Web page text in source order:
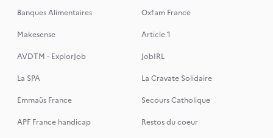
Banques Alimentaires
Oxfam France
Makesense
Article 1
AVDTM - ExplorJob
JobIRL
La SPA
La Cravate Solidaire
Emmaüs France
Secours Catholique
APF France handicap
Restos du coeur